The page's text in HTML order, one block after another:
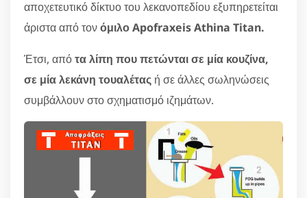
αποχετευτικό δίκτυο του λεκανοπεδίου εξυπηρετείται
άριστα από τονόμιλο Apofraxeis Athina Titan.
Έτσι, απότα λίπη που πετώνται σε μία κουζίνα,
σε μία λεκάνη τουαλέτας ή σε άλλες σωληνώσεις
συμβάλλουν στο σχηματισμό ιζημάτων.